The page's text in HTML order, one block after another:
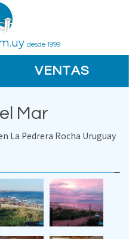
desde 1999
VENTAS
Mar
La Pedrera Rocha Uruguay